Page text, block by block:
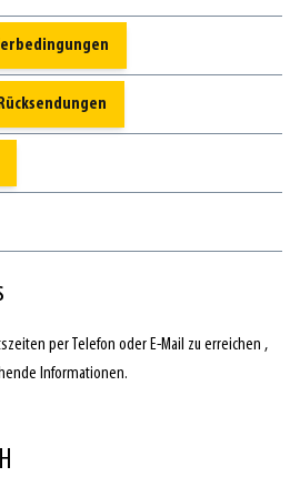
per Telefon oder E-Mail zu erreichen ,
Informationen.